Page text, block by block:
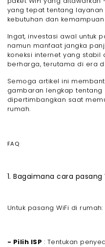
yang tepat tentang layanan
kebutuhan dan
Ingat, investasi awal untuk
namun manfaat jangka
koneksi internet yang
berharga, terutama di era
Semoga artikel ini
gambaran lengkap tentang
dipertimbangkan saat
rumah.
FAQ
1. Bagaimana cara pasang
Untuk pasang WiFi di rumah:
- Pilih ISP : Tentukan